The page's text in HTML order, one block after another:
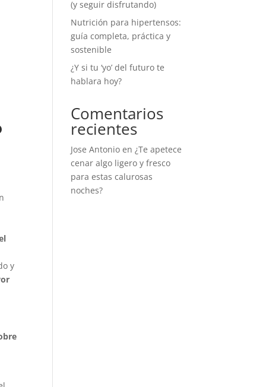
y
(y seguir disfrutando)
Nutrición para hipertensos:
guía completa, práctica y
sostenible
¿Y si tu ‘yo’ del futuro te
hablara hoy?
Comentarios
recientes
Jose Antonio en¿Te apetece
cenar algo ligero y fresco
para estas calurosas
noches?